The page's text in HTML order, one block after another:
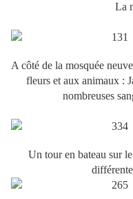
La
A côté de la mosquée
fleurs et aux animaux :
nombreuses
Un tour en bateau sur